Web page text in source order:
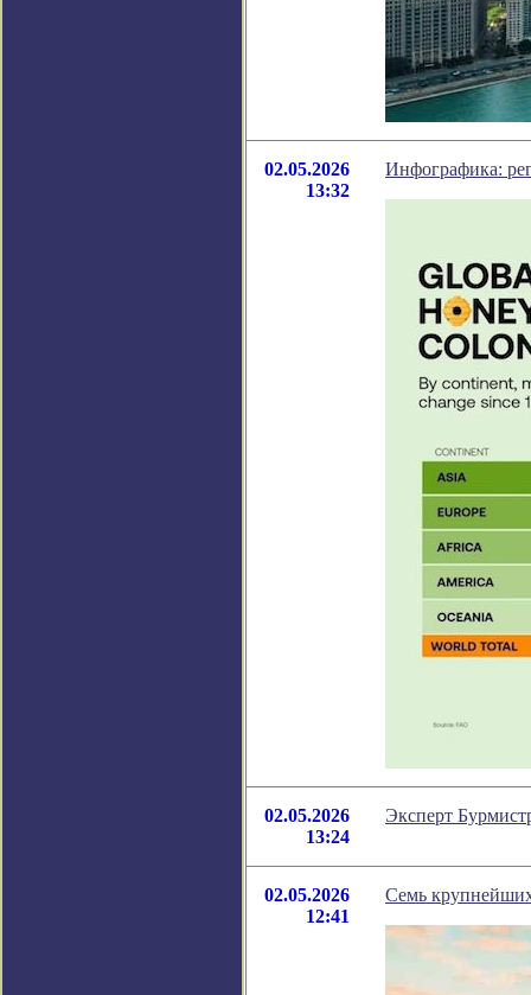
02.05.2026
13:32
Инфографика:
02.05.2026
13:24
Эксперт
02.05.2026
12:41
Семь